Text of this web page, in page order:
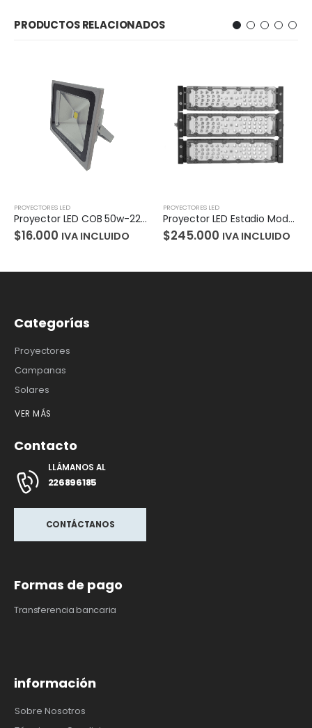
PRODUCTOS RELACIONADOS
PROYECTORES LED
Proyector LED COB 50w-220v
$16.000 IVA INCLUIDO
PROYECTORES LED
Proyector LED Estadio Modular 300W 220V 3000K
$245.000 IVA INCLUIDO
Categorías
Proyectores
Campanas
Solares
VER MÁS
Contacto
LLÁMANOS AL
226896185
CONTÁCTANOS
Formas de pago
Transferencia bancaria
información
Sobre Nosotros